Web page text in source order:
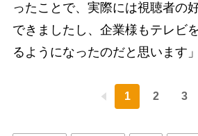
ったことで、実際には視聴者の
できましたし、企業様もテレビ
るようになったのだと思います」
1 2 3